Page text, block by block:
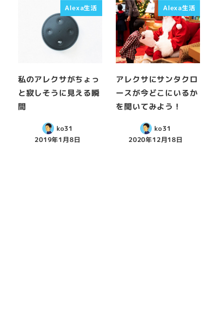
Alexa生活
私のアレクサがちょっ
と寂しそうに見える瞬
間
ko31
2019年1月8日
Alexa生活
アレクサにサンタクロ
ースが今どこにいるか
を聞いてみよう！
ko31
2020年12月18日